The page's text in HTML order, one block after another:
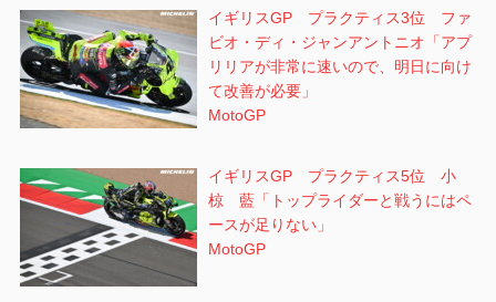
イギリスGP プラクティス3位 ファ
ビオ・ディ・ジャンアントニオ「アプ
リリアが非常に速いので、明日に向け
て改善が必要」
MotoGP
イギリスGP プラクティス5位 小
椋 藍「トップライダーと戦うにはペ
ースが足りない」
MotoGP